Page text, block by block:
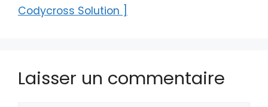
Codycross Solution ]
Laisser un commentaire